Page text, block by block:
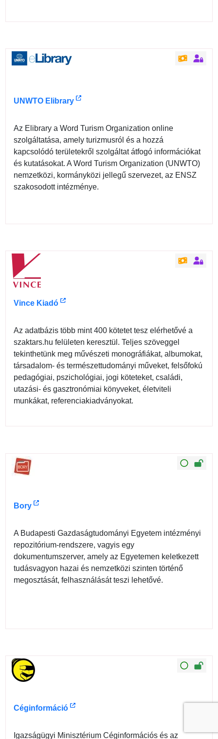
UNWTO Elibrary
Az Elibrary a Word Turism Organization online
szolgáltatása, amely turizmusról és a hozzá
kapcsolódó területekről szolgáltat átfogó információkat
és kutatásokat. A Word Turism Organization (UNWTO)
nemzetközi, kormányközi jellegű szervezet, az ENSZ
szakosodott intézménye.
Vince Kiadó
Az adatbázis több mint 400 kötetet tesz elérhetővé a
szaktars.hu felületen keresztül. Teljes szöveggel
tekinthetünk meg művészeti monográfiákat, albumokat,
társadalom- és természettudományi műveket, felsőfokú
pedagógiai, pszichológiai, jogi köteteket, családi,
utazási- és gasztronómiai könyveket, életviteli
munkákat, referenciakiadványokat.
Bory
A Budapesti Gazdaságtudományi Egyetem intézményi
repozitórium-rendszere, vagyis egy
dokumentumszerver, amely az Egyetemen keletkezett
tudásvagyon hazai és nemzetközi szinten történő
megosztását, felhasználását teszi lehetővé.
Céginformáció
Igazságügyi Minisztérium Céginformációs és az